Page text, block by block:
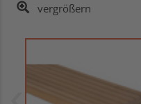
vergrößern